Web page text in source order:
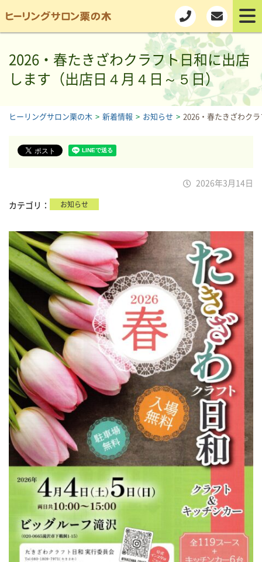
2026・春たきざわクラフト日和に出店
します（出店日４月４日～５日）
ヒーリングサロン栗の木 > 新着情報 > お知らせ > 2026・春たきざわク
2026年3月14日
カテゴリ
お知らせ